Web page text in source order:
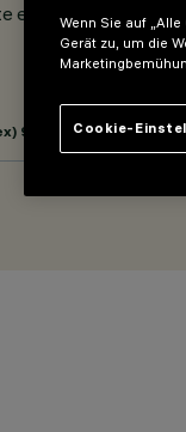
elektronische
99
Wenn Sie auf
Gerät zu, um die
Cookie-